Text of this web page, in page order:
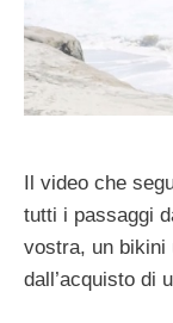
Il video che
tutti i passaggi
vostra, un bikini
dall’acquisto di